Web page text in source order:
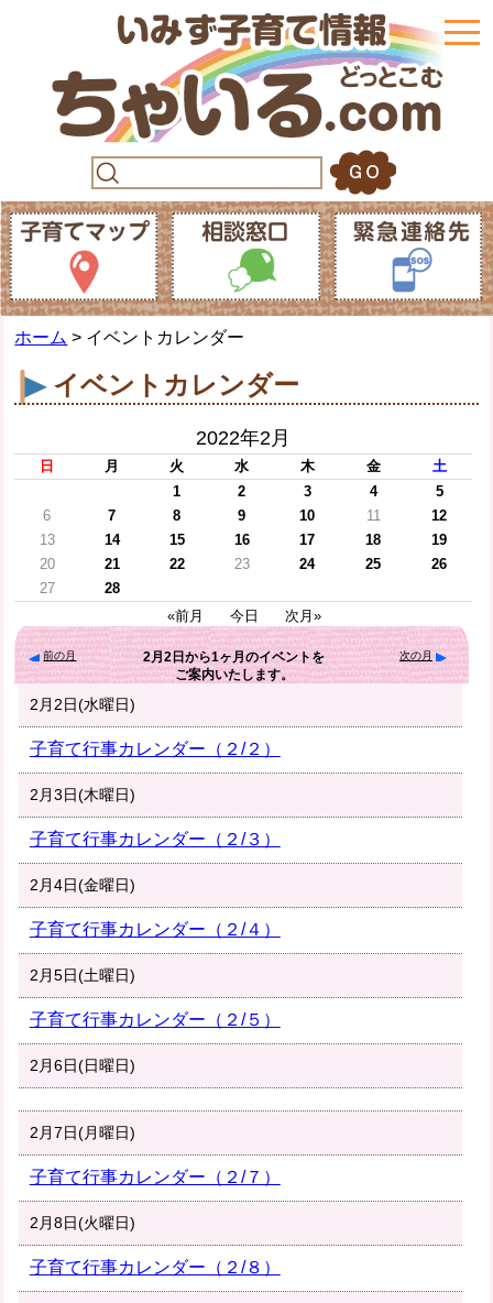
ホーム > イベントカレンダー
イベントカレンダー
2022年2月
日 月 火 水 木 金
土
1
2 3 4
5
6
7 8 9 10 11
12
13
14 15 16 17 18
19
20
21 22 23 24 25
26
27
28
«前月
今日 次月»
前の月 2月2日から1ヶ月のイベントを
ご案内いたします。
次の月
2月2日(水曜日)
子育て行事カレンダー（２/２）
2月3日(木曜日)
子育て行事カレンダー（２/３）
2月4日(金曜日)
子育て行事カレンダー（２/４）
2月5日(土曜日)
子育て行事カレンダー（２/５）
2月6日(日曜日)
2月7日(月曜日)
子育て行事カレンダー（２/７）
2月8日(火曜日)
子育て行事カレンダー（２/８）